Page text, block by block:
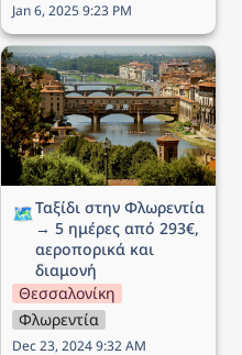
Jan 6, 2025 9:23 PM
Ταξίδι στην Φλωρεντία →
5 ημέρες από 293€,
αεροπορικά και διαμονή
🗺️Ταξίδι στην Φλωρεντία
→ 5 ημέρες από 293€,
αεροπορικά και
διαμονή
Θεσσαλονίκη
Φλωρεντία
Dec 23, 2024 9:32 AM